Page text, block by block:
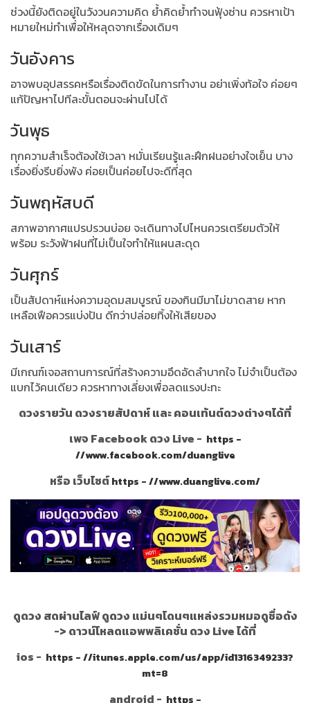
ช่วงนี้ยังติดอยู่ในวังวนความคิด ย้ำคิดย้ำทำจนฟุ้งซ่าน ควรหาเป้า
หมายใหม่ทำเพื่อให้หลุดจากเรื่องเดิมๆ
วันอังคาร
อาจพบอุปสรรคหรือเรื่องติดขัดในการทำงาน อย่าเพิ่งท้อใจ ค่อยๆ
แก้ปัญหาไปทีละขั้นตอนจะผ่านไปได้
วันพุธ
ทุกความสำเร็จต้องใช้เวลา หมั่นเรียนรู้และฝึกฝนอย่างใจเย็น บาง
เรื่องยิ่งรีบยิ่งพัง ค่อยเป็นค่อยไปจะดีที่สุด
วันพฤหัสบดี
สภาพอากาศแปรปรวนบ่อย จะเดินทางไปไหนควรเตรียมตัวให้
พร้อม ระวังฟ้าฝนที่ไม่เป็นใจทำให้แผนสะดุด
วันศุกร์
เป็นสัปดาห์แห่งความอุดมสมบูรณ์ ของกินมีมาไม่ขาดสาย หาก
เหลือเฟือควรแบ่งปัน ดีกว่าปล่อยทิ้งให้เสียของ
วันเสาร์
มีเกณฑ์เจอสถานการณ์ที่สร้างความอึดอัดลำบากใจ ไม่จำเป็นต้อง
แบกไว้คนเดียว ควรหาทางเลี่ยงเพื่อลดแรงปะทะ
ดวงรายวัน ดวงรายสัปดาห์ และ คอนเท้นต์ดวงต่างๆได้ที่
เพจ Facebook ดวง Live - https -
//www.facebook.com/duanglive
หรือ เว็บไซต์https - //www.duanglive.com/
ดูดวง สดผ่านไลฟ์ ดูดวง แม่นๆโดนๆแหล่งรวมหมอดูชื่อดัง
-> ดาวน์โหลดแอพพลิเคชั่น ดวง Live ได้ที่
ios - https - //itunes.apple.com/us/app/id1316349233?
mt=8
android - https -